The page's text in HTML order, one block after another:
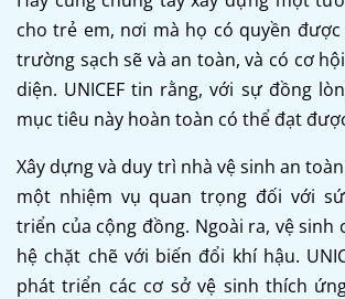
cho trẻ em, nơi mà họ có quyền
trường sạch sẽ và an toàn, và có cơ
diện. UNICEF tin rằng, với sự đồng
mục tiêu này hoàn toàn có thể đạt
Xây dựng và duy trì nhà vệ sinh an
một nhiệm vụ quan trọng đối với
triển của cộng đồng. Ngoài ra, vệ sinh
hệ chặt chẽ với biến đổi khí hậu.
phát triển các cơ sở vệ sinh thích